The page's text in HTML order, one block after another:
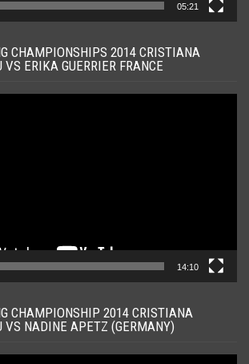
05:21
CHAMPIONSHIPS 2014 CRISTIANA
VS ERIKA GUERRIER FRANCE
14:10
CHAMPIONSHIP 2014 CRISTIANA
VS NADINE APETZ (GERMANY)